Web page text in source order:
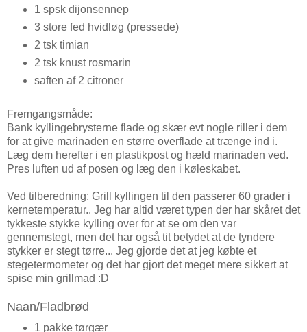
1 spsk dijonsennep
3 store fed hvidløg (pressede)
2 tsk timian
2 tsk knust rosmarin
saften af 2 citroner
Fremgangsmåde:
Bank kyllingebrysterne flade og skær evt nogle riller i dem
for at give marinaden en større overflade at trænge ind i.
Læg dem herefter i en plastikpost og hæld marinaden ved.
Pres luften ud af posen og læg den i køleskabet.
Ved tilberedning: Grill kyllingen til den passerer 60 grader i
kernetemperatur.. Jeg har altid været typen der har skåret det
tykkeste stykke kylling over for at se om den var
gennemstegt, men det har også tit betydet at de tyndere
stykker er stegt tørre... Jeg gjorde det at jeg købte et
stegetermometer og det har gjort det meget mere sikkert at
spise min grillmad :D
Naan/Fladbrød
1 pakke tørgær